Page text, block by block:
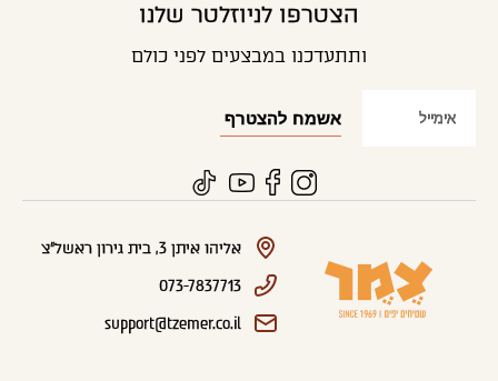
הצטרפו לניוזלטר שלנו
ותתעדכנו במבצעים לפני כולם
אליהו איתן 3, בית גירון ראשל"צ
073-7837713
support@tzemer.co.il